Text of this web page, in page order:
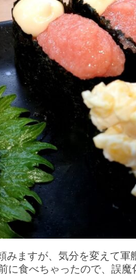
ますが、気分を変えて軍
食べちゃったので、誤魔